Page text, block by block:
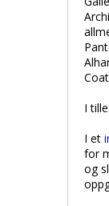
I
I et
for
og